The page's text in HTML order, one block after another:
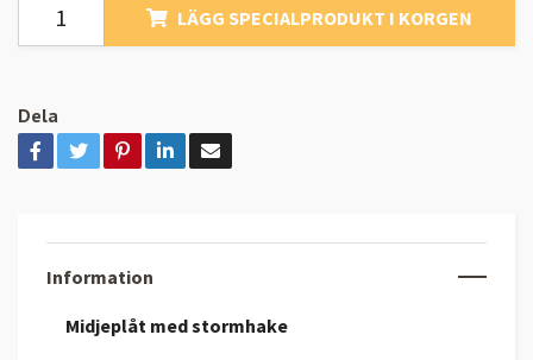
LÄGG SPECIALPRODUKT I KORGEN
Dela
Information
Midjeplåt med stormhake